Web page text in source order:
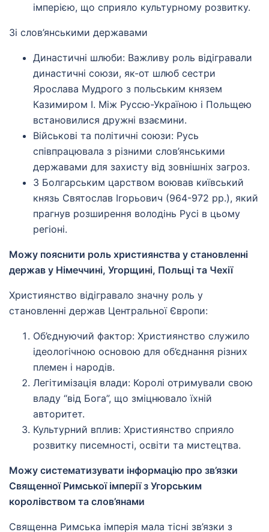
імперією, що сприяло культурному розвитку.
Зі слов’янськими державами
Династичні шлюби: Важливу роль відігравали
династичні союзи, як-от шлюб сестри
Ярослава Мудрого з польським князем
Казимиром I. Між Руссю-Україною і Польщею
встановилися дружні взаємини.
Військові та політичні союзи: Русь
співпрацювала з різними слов’янськими
державами для захисту від зовнішніх загроз.
З Болгарським царством воював київський
князь Святослав Ігорьович (964-972 рр.), який
прагнув розширення володінь Русі в цьому
регіоні.
Можу пояснити роль християнства у становленні
держав у Німеччині, Угорщині, Польщі та Чехії
Християнство відігравало значну роль у
становленні держав Центральної Європи:
Об’єднуючий фактор: Християнство служило
ідеологічною основою для об’єднання різних
племен і народів.
Легітимізація влади: Королі отримували свою
владу “від Бога”, що зміцнювало їхній
авторитет.
Культурний вплив: Християнство сприяло
розвитку писемності, освіти та мистецтва.
Можу систематизувати інформацію про зв’язки
Священної Римської імперії з Угорським
королівством та слов’янами
Священна Римська імперія мала тісні зв’язки з